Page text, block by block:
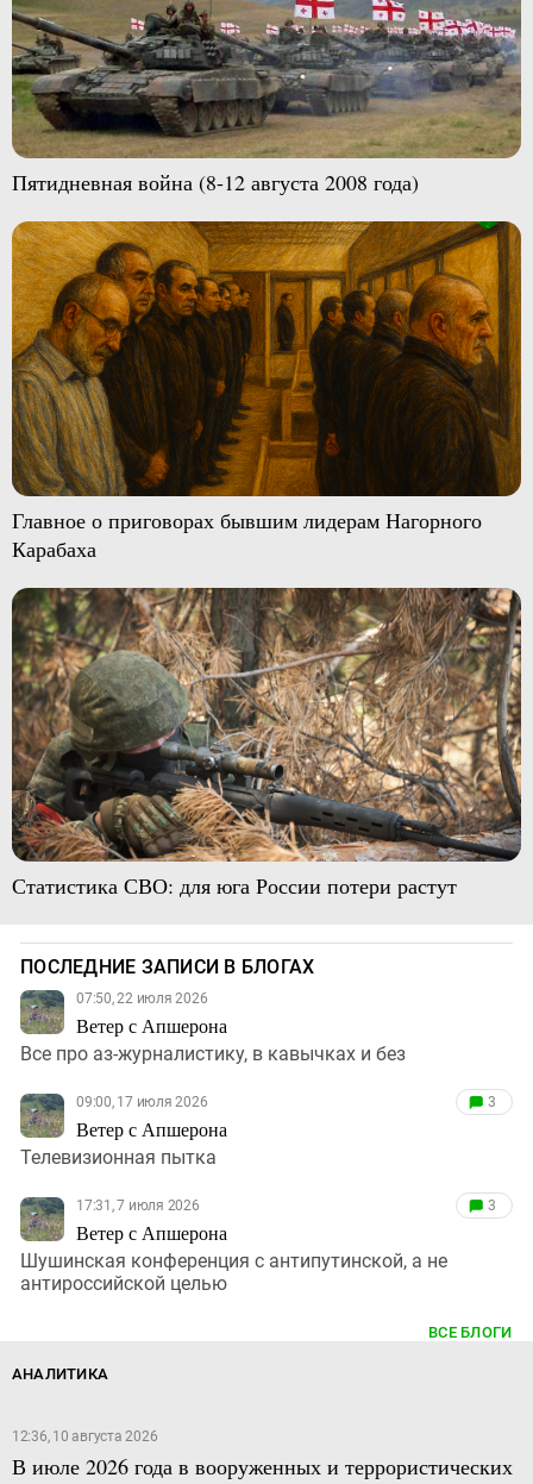
Пятидневная война (8-12 августа 2008 года)
Главное о приговорах бывшим лидерам Нагорного
Карабаха
Статистика СВО: для юга России потери растут
ПОСЛЕДНИЕ ЗАПИСИ В БЛОГАХ
07:50, 22 июля 2026
Ветер с Апшерона
Все про аз-журналистику, в кавычках и без
09:00, 17 июля 2026
Ветер с Апшерона
3
Телевизионная пытка
17:31, 7 июля 2026
Ветер с Апшерона
3
Шушинская конференция с антипутинской, а не
антироссийской целью
ВСЕ БЛОГИ
АНАЛИТИКА
12:36, 10 августа 2026
В июле 2026 года в вооруженных и террористических